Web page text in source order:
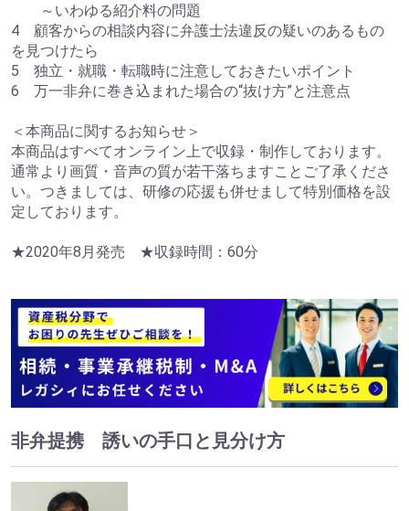
～いわゆる紹介料の問題
4 顧客からの相談内容に弁護士法違反の疑いのあるもの
を見つけたら
5 独立・就職・転職時に注意しておきたいポイント
6 万一非弁に巻き込まれた場合の“抜け方”と注意点
＜本商品に関するお知らせ＞
本商品はすべてオンライン上で収録・制作しております。
通常より画質・音声の質が若干落ちますことご了承くださ
い。つきましては、研修の応援も併せまして特別価格を設
定しております。
★2020年8月発売 ★収録時間：60分
非弁提携 誘いの手口と見分け方